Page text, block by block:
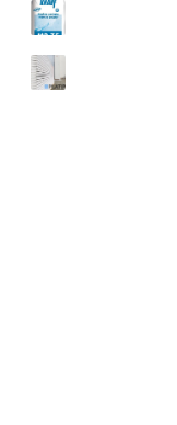
د.م.21,432.00.